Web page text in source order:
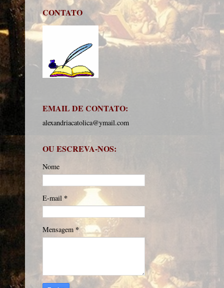
CONTATO
EMAIL DE CONTATO:
alexandriacatolica@ymail.com
OU ESCREVA-NOS:
Nome
E-mail *
Mensagem *